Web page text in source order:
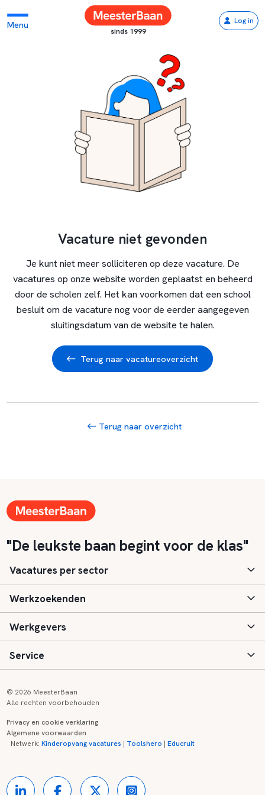
Menu
sinds 1999
Log in
Vacature niet gevonden
Je kunt niet meer solliciteren op deze vacature. De
vacatures op onze website worden geplaatst en beheerd
door de scholen zelf. Het kan voorkomen dat een school
besluit om de vacature nog voor de eerder aangegeven
sluitingsdatum van de website te halen.
Terug naar vacatureoverzicht
Terug naar overzicht
"De leukste baan begint voor de klas"
Vacatures per sector
Basisonderwijs
Speciaal (basis) onderwijs
Voortgezet onderwijs
Kinderopvang
Werkzoekenden
Aanmelden
Vacatures
Zij-instroom informatie
Werkgevers
Inloggen
Registreren
Service
Onderwijs links
© 2026 MeesterBaan
Alle rechten voorbehouden
Privacy en cookie verklaring
Algemene voorwaarden
Netwerk:Kinderopvang vacatures | Toolshero |Educruit